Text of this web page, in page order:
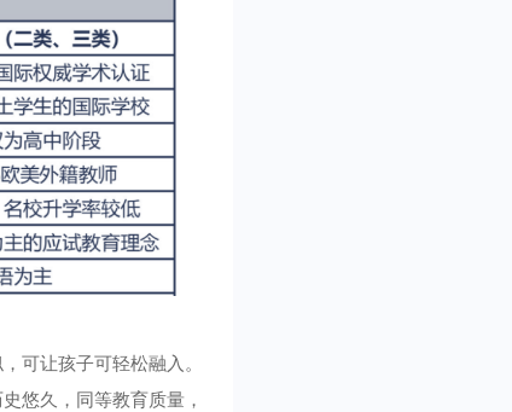
可让孩子可轻松融入。
悠久，同等教育质量，